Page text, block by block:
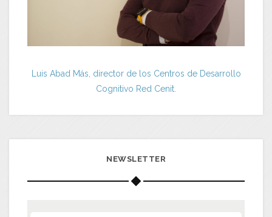
Luis Abad Más, director de los Centros de Desarrollo
Cognitivo Red Cenit.
NEWSLETTER